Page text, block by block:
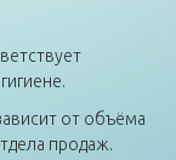
от объёма
продаж.